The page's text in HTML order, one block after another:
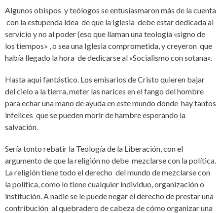
Algunos obispos y teólogos se entusiasmaron más de la cuenta
con la estupenda idea de que la Iglesia debe estar dedicada al
servicio y no al poder (eso que llaman una teología «signo de
los tiempos» , o sea una Iglesia comprometida, y creyeron que
había llegado la hora de dedicarse al «Socialismo con sotana».
Hasta aqui fantástico. Los emisarios de Cristo quieren bajar
del cielo a la tierra, meter las narices en el fango del hombre
para echar una mano de ayuda en este mundo donde hay tantos
infelices que se pueden morir de hambre esperando la
salvación.
Sería tonto rebatir la Teología de la Liberación, con el
argumento de que la religión no debe mezclarse con la política.
La religión tiene todo el derecho del mundo de mezclarse con
la política, como lo tiene cualquier individuo, organización o
institución. A nadie se le puede negar el derecho de prestar una
contribución al quebradero de cabeza de cómo organizar una